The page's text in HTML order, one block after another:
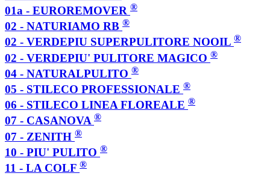
01a - EUROREMOVER ®
02 - NATURIAMO RB ®
02 - VERDEPIU SUPERPULITORE NOOIL ®
02 - VERDEPIU' PULITORE MAGICO ®
04 - NATURALPULITO ®
05 - STILECO PROFESSIONALE ®
06 - STILECO LINEA FLOREALE ®
07 - CASANOVA ®
07 - ZENITH ®
10 - PIU' PULITO ®
11 - LA COLF ®